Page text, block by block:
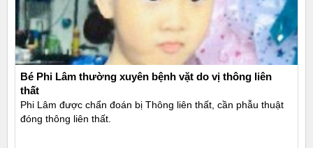
Bé Phi Lâm thường xuyên bệnh vặt do vị thông liên
thất
Phi Lâm được chẩn đoán bị Thông liên thất, cần phẫu thuật
đóng thông liên thất.